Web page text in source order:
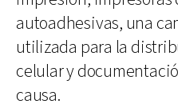
autoadhesivas, una
utilizada para la
celular y
causa.